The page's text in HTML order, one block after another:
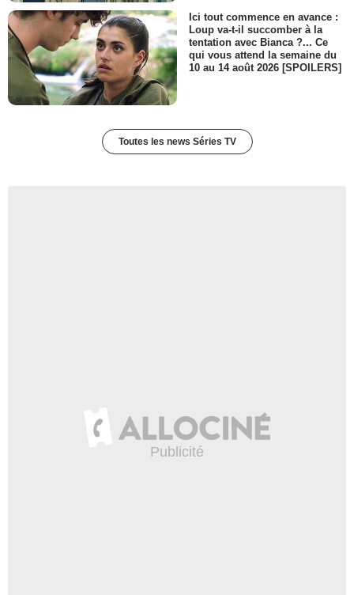
Ici tout commence en avance :
Loup va-t-il succomber à la
tentation avec Bianca ?... Ce
qui vous attend la semaine du
10 au 14 août 2026 [SPOILERS]
Toutes les news Séries TV